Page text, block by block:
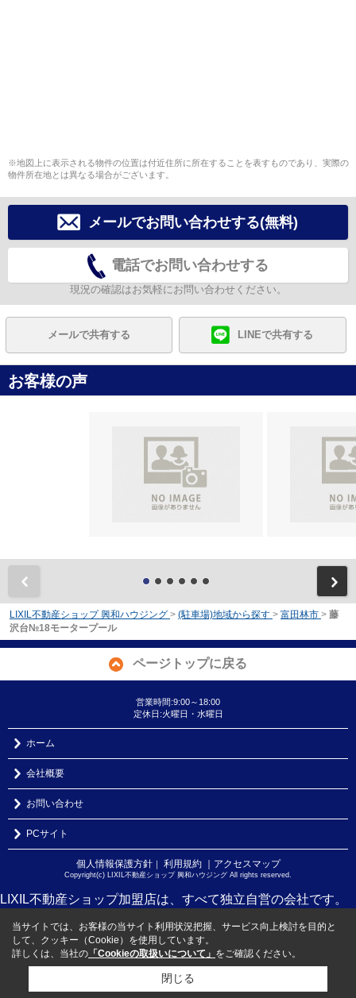
※地図上に表示される物件の位置は付近住所に所在することを表すものであり、実際の
物件所在地とは異なる場合がございます。
メールでお問い合わせする(無料)
電話でお問い合わせする
現況の確認はお気軽にお問い合わせください。
メールで共有する LINEで共有する
お客様の声
LIXIL不動産ショップ 興和ハウジング > (駐車場)地域から探す > 富田林市 > 藤
沢台№18モータープール
ページトップに戻る
営業時間:9:00～18:00
定休日:火曜日・水曜日
ホーム
会社概要
お問い合わせ
PCサイト
個人情報保護方針｜ 利用規約 ｜アクセスマップ
Copyright(c) LIXIL不動産ショップ 興和ハウジング All rights reserved.
LIXIL不動産ショップ加盟店は、すべて独立自営の会社です。
当サイトでは、お客様の当サイト利用状況把握、サービス向上検討を目的と
して、クッキー（Cookie）を使用しています。
詳しくは、当社の 「Cookieの取扱いについて」 をご確認ください。
閉じる